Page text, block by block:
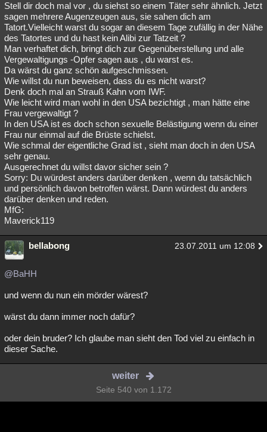
Stell dir doch mal vor , du siehst so einem Täter sehr ähnlich. Jetzt
sagen mehrere Augenzeugen aus, sie sahen dich am
Tatort.Vielleicht warst du sogar an diesem Tage zufällig in der Nähe
des Tatortes und du hast kein Alibi zur Tatzeit ?
Man verhaftet dich, bringt dich zur Gegenüberstellung und alle
Vergewaltigungs -Opfer sagen aus , du warst es.
Da wärst du ganz schön aufgeschmissen.
Wie willst du nun beweisen, dass du es nicht warst?
Denk doch mal an Strauß Kahn vom IWF.
Wie leicht wird man wohl in den USA bezichtigt , man hätte eine
Frau vergewaltigt ?
In den USA ist es doch schon sexuelle Belästigung wenn du einer
Frau nur einmal auf die Brüste schielst.
Wie schmal der eigentliche Grad ist , sieht man doch in den USA
sehr genau.
Ausgerechnet du willst davor sicher sein ?
Sorry: Du würdest anders darüber denken , wenn du tatsächlich
und persönlich davon betroffen wärst. Dann würdest du anders
darüber denken und reden.
MfG:
Maverick119
bellabong 23.07.2011 um 12:08
@BaHH
und wenn du nun ein mörder wärest?
wärst du dann immer noch dafür?
oder dein bruder? Ich glaube man sieht den Tod viel zu einfach in
dieser Sache.
weiter
Seite 540 von 1.172